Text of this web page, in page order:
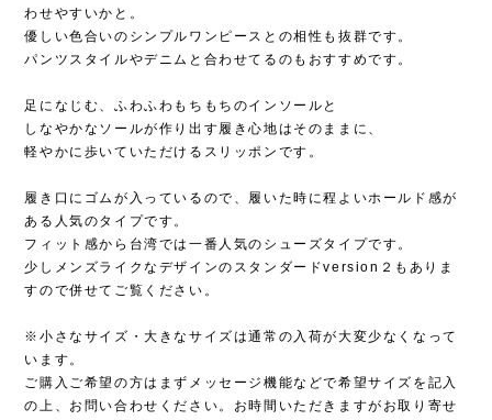
わせやすいかと。
優しい色合いのシンプルワンピースとの相性も抜群です。
パンツスタイルやデニムと合わせてるのもおすすめです。
足になじむ、ふわふわもちもちのインソールと
しなやかなソールが作り出す履き心地はそのままに、
軽やかに歩いていただけるスリッポンです。
履き口にゴムが入っているので、履いた時に程よいホールド感が
ある人気のタイプです。
フィット感から台湾では一番人気のシューズタイプです。
少しメンズライクなデザインのスタンダードversion２もありま
すので併せてご覧ください。
※小さなサイズ・大きなサイズは通常の入荷が大変少なくなって
います。
ご購入ご希望の方はまずメッセージ機能などで希望サイズを記入
の上、お問い合わせください。お時間いただきますがお取り寄せ